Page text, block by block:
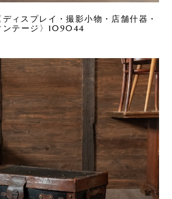
ィスプレイ・撮影小物・店舗什器・
ンテージ〉109044